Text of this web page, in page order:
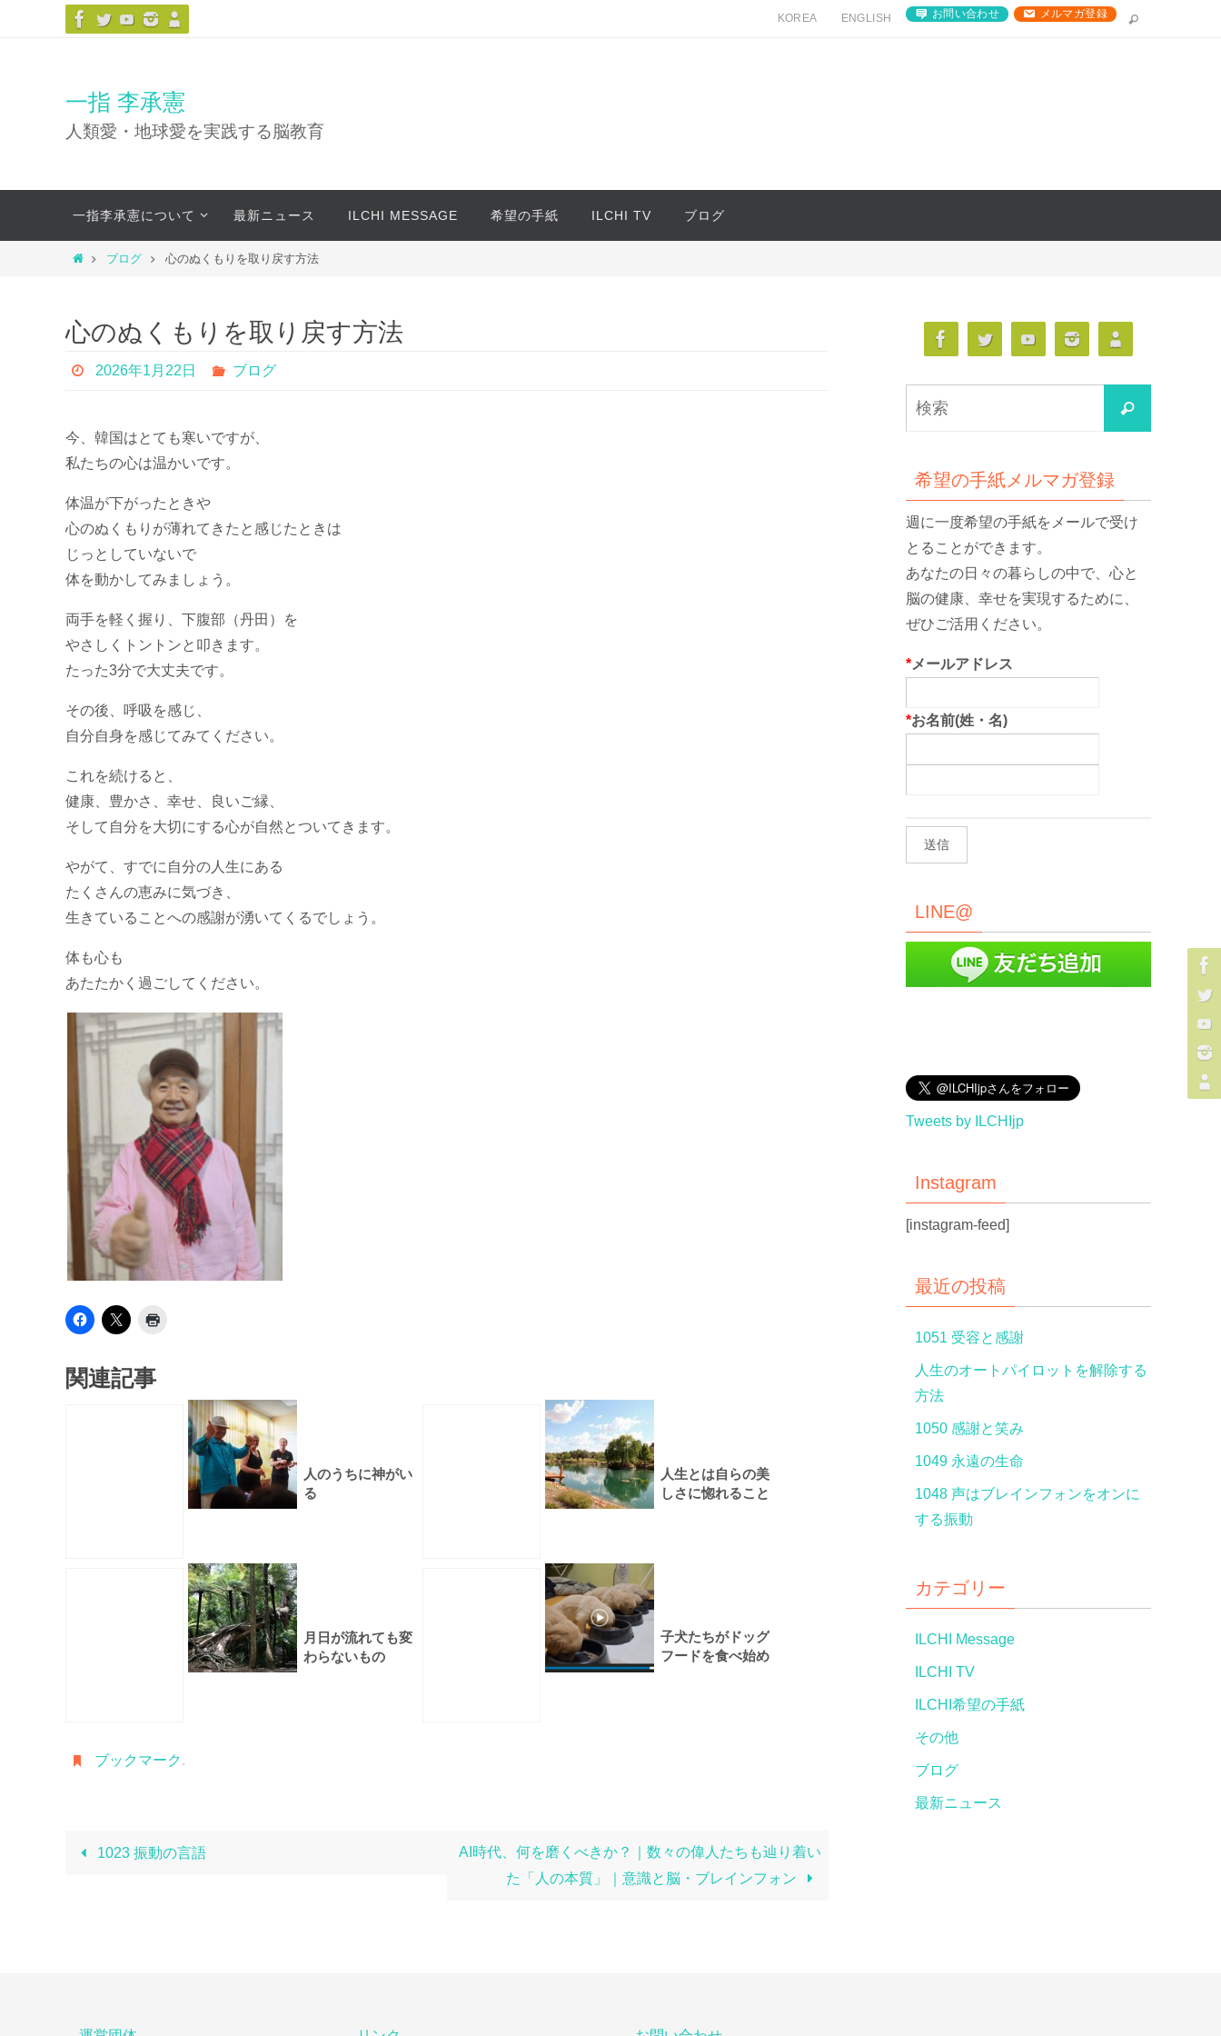
キ
プ
KOREA ENGLISH お問い合わせ メルマガ登録
一指 李承憲
人類愛・地球愛を実践する脳教育
テ
一指李承憲について 最新ニュース ILCHI MESSAGE 希望の手紙 ILCHI TV ブログ
ホ
ブログ 心のぬくもりを取り戻す方法
心のぬくもりを取り戻す方法
2026年1月22日 ブログ
今、韓国はとても寒いですが、
私たちの心は温かいです。
体温が下がったときや
心のぬくもりが薄れてきたと感じたときは
じっとしていないで
体を動かしてみましょう。
両手を軽く握り、下腹部（丹田）を
やさしくトントンと叩きます。
たった3分で大丈夫です。
その後、呼吸を感じ、
自分自身を感じてみてください。
これを続けると、
健康、豊かさ、幸せ、良いご縁、
そして自分を大切にする心が自然とついてきます。
やがて、すでに自分の人生にある
たくさんの恵みに気づき、
生きていることへの感謝が湧いてくるでしょう。
体も心も
あたたかく過ごしてください。
関連記事
人のうちに神がい
る
人生とは自らの美
しさに惚れること
月日が流れても変
わらないもの
子犬たちがドッグ
フードを食べ始め
ブックマーク .
1023 振動の言語
AI時代、何を磨くべきか？｜数々の偉人たちも辿り着い
た「人の本質」｜意識と脳・ブレインフォン
検
索
希望の手紙メルマガ登録
週に一度希望の手紙をメールで受け
とることができます。
あなたの日々の暮らしの中で、心と
脳の健康、幸せを実現するために、
ぜひご活用ください。
*メールアドレス
*お名前(姓・名)
LINE@
Tweets by ILCHIjp
Instagram
[instagram-feed]
最近の投稿
1051 受容と感謝
人生のオートパイロットを解除する
方法
1050 感謝と笑み
1049 永遠の生命
1048 声はブレインフォンをオンに
する振動
カテゴリー
ILCHI Message
ILCHI TV
ILCHI希望の手紙
その他
ブログ
最新ニュース